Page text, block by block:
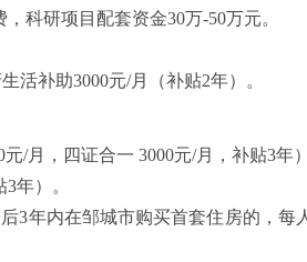
科研项目配套资金30万-50万元。
活补助3000元/月（补贴2年）。
/月，四证合一 3000元/月，补贴3年）
年）。
3年内在邹城市购买首套住房的，每